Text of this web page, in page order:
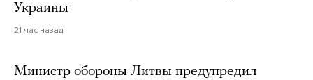
Украины
21 час назад
Министр обороны Литвы предупредил